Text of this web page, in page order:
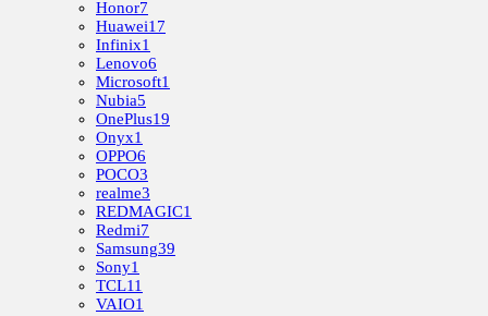
Honor7
Huawei17
Infinix1
Lenovo6
Microsoft1
Nubia5
OnePlus19
Onyx1
OPPO6
POCO3
realme3
REDMAGIC1
Redmi7
Samsung39
Sony1
TCL11
VAIO1